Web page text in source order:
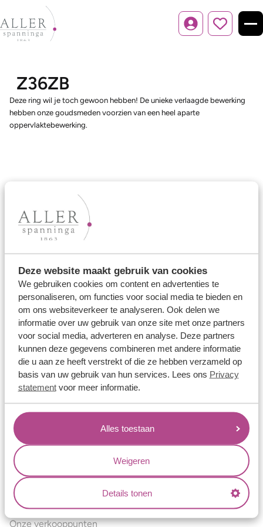
Deze website maakt gebruik van cookies
We gebruiken cookies om content en advertenties te
personaliseren, om functies voor social media te bieden en
om ons websiteverkeer te analyseren. Ook delen we
informatie over uw gebruik van onze site met onze partners
voor social media, adverteren en analyse. Deze partners
kunnen deze gegevens combineren met andere informatie
die u aan ze heeft verstrekt of die ze hebben verzameld op
basis van uw gebruik van hun services. Lees ons Privacy
statementvoor meer informatie.
Alles toestaan
Weigeren
Details tonen
Inloggen
Z36ZB
Deze ring wil je toch gewoon hebben! De unieke verlaagde bewerking
hebben onze goudsmeden voorzien van een heel aparte
oppervlaktebewerking.
Ons aanbod
Trouwringen
Verlovingsringen
Vriendschapsringen
Over ons
Aller Spanninga
Historie
Certificaten
Blogs
Jouw voordelen
Conflictvrije Materialen
Oneindig veel mogelijkheden
Kwaliteit
Juweliers & Contact
Onze verkooppunten